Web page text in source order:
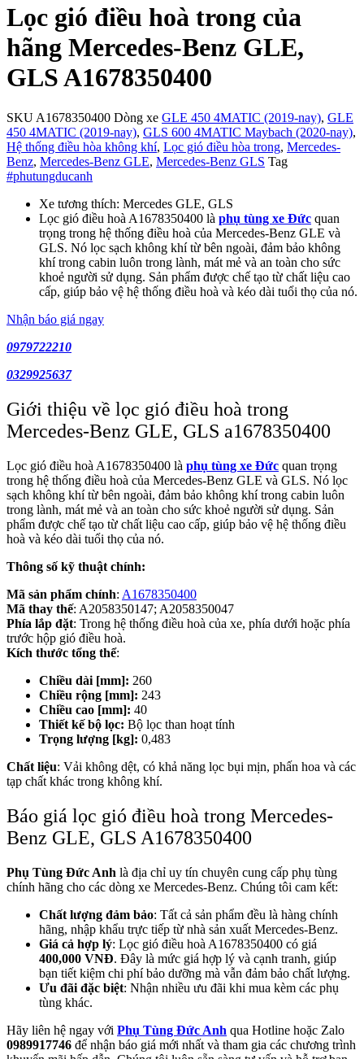
Lọc gió điều hoà trong của
hãng Mercedes-Benz GLE,
GLS A1678350400
SKU A1678350400 Dòng xe GLE 450 4MATIC (2019-nay), GLE
450 4MATIC (2019-nay), GLS 600 4MATIC Maybach (2020-nay),
Hệ thống điều hòa không khí, Lọc gió điều hòa trong, Mercedes-
Benz, Mercedes-Benz GLE, Mercedes-Benz GLS Tag
#phutungducanh
Xe tương thích: Mercedes GLE, GLS
Lọc gió điều hoà A1678350400 là phụ tùng xe Đức quan
trọng trong hệ thống điều hoà của Mercedes-Benz GLE và
GLS. Nó lọc sạch không khí từ bên ngoài, đảm bảo không
khí trong cabin luôn trong lành, mát mẻ và an toàn cho sức
khoẻ người sử dụng. Sản phẩm được chế tạo từ chất liệu cao
cấp, giúp bảo vệ hệ thống điều hoà và kéo dài tuổi thọ của nó.
Nhận báo giá ngay
0979722210
0329925637
Giới thiệu về lọc gió điều hoà trong
Mercedes-Benz GLE, GLS a1678350400
Lọc gió điều hoà A1678350400 là phụ tùng xe Đức quan trọng
trong hệ thống điều hoà của Mercedes-Benz GLE và GLS. Nó lọc
sạch không khí từ bên ngoài, đảm bảo không khí trong cabin luôn
trong lành, mát mẻ và an toàn cho sức khoẻ người sử dụng. Sản
phẩm được chế tạo từ chất liệu cao cấp, giúp bảo vệ hệ thống điều
hoà và kéo dài tuổi thọ của nó.
Thông số kỹ thuật chính:
Mã sản phẩm chính: A1678350400
Mã thay thế: A2058350147; A2058350047
Phía lắp đặt: Trong hệ thống điều hoà của xe, phía dưới hoặc phía
trước hộp gió điều hoà.
Kích thước tổng thể:
Chiều dài [mm]: 260
Chiều rộng [mm]: 243
Chiều cao [mm]: 40
Thiết kế bộ lọc: Bộ lọc than hoạt tính
Trọng lượng [kg]: 0,483
Chất liệu: Vải không dệt, có khả năng lọc bụi mịn, phấn hoa và các
tạp chất khác trong không khí.
Báo giá lọc gió điều hoà trong Mercedes-
Benz GLE, GLS A1678350400
Phụ Tùng Đức Anh là địa chỉ uy tín chuyên cung cấp phụ tùng
chính hãng cho các dòng xe Mercedes-Benz. Chúng tôi cam kết:
Chất lượng đảm bảo: Tất cả sản phẩm đều là hàng chính
hãng, nhập khẩu trực tiếp từ nhà sản xuất Mercedes-Benz.
Giá cả hợp lý: Lọc gió điều hoà A1678350400 có giá
400,000 VNĐ. Đây là mức giá hợp lý và cạnh tranh, giúp
bạn tiết kiệm chi phí bảo dưỡng mà vẫn đảm bảo chất lượng.
Ưu đãi đặc biệt: Nhận nhiều ưu đãi khi mua kèm các phụ
tùng khác.
Hãy liên hệ ngay với Phụ Tùng Đức Anh qua Hotline hoặc Zalo
0989917746 để nhận báo giá mới nhất và tham gia các chương trình